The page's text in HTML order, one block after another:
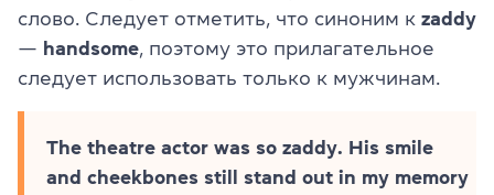
слово. Следует отметить, что синоним к zaddy
— handsome, поэтому это прилагательное
следует использовать только к мужчинам.
The theatre actor was so zaddy. His smile
and cheekbones still stand out in my memory